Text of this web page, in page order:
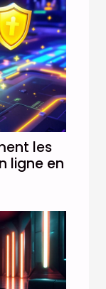
les
ligne en